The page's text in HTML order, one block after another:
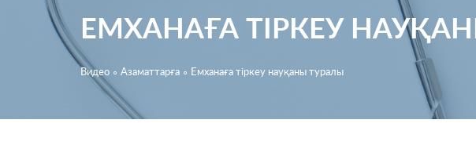
ЕМХАНАҒА ТІРКЕУ
Видео ∘ Азаматтарға ∘ Емханаға тіркеу науқаны туралы